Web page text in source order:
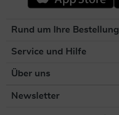
Rund um Ihre Bestellung
Service und Hilfe
Über uns
Newsletter